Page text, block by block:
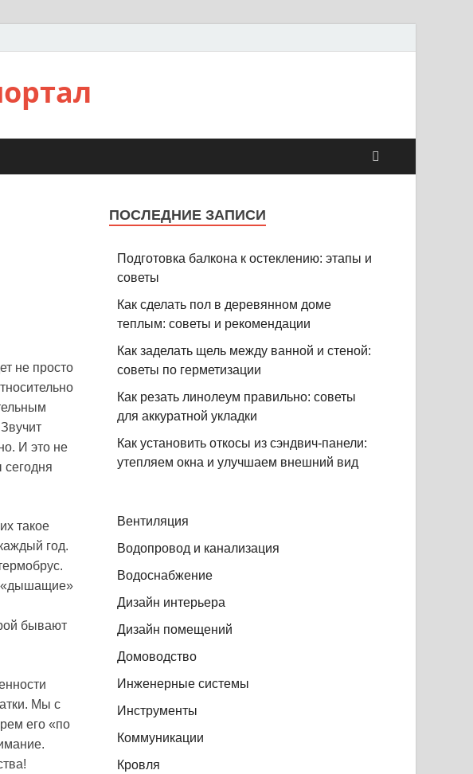
не просто
И это не
сегодня
такое
год.
«дышащие»
бывают
Мы с
его «по
ПОСЛЕДНИЕ ЗАПИСИ
Подготовка балкона к остеклению: этапы и
советы
Как сделать пол в деревянном доме
теплым: советы и рекомендации
Как заделать щель между ванной и стеной:
советы по герметизации
Как резать линолеум правильно: советы
для аккуратной укладки
Как установить откосы из сэндвич-панели:
утепляем окна и улучшаем внешний вид
Вентиляция
Водопровод и канализация
Водоснабжение
Дизайн интерьера
Дизайн помещений
Домоводство
Инженерные системы
Инструменты
Коммуникации
Кровля